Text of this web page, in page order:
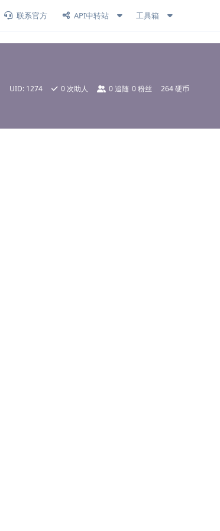
联系官方 API中转站 工具箱
UID: 1274 0 次助人 0追随 0粉丝 264 硬币